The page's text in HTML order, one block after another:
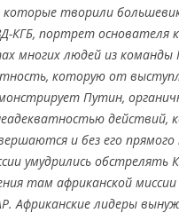
которые творили
КГБ, портрет основателя
многих людей из команды
которую от
Путин,
действий,
и без его прямого
умудрились обстрелять
там африканской миссии
Африканские лидеры